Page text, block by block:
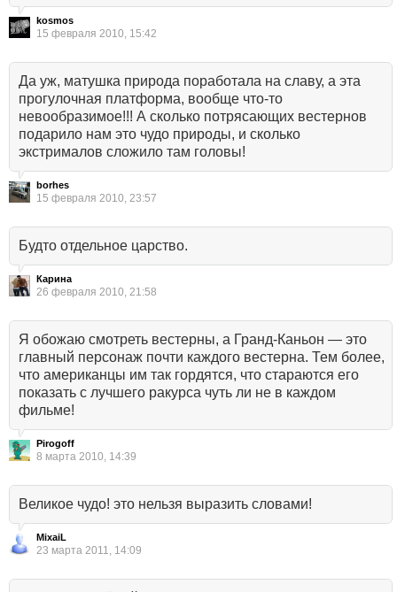
kosmos
15 февраля 2010, 15:42
Да уж, матушка природа поработала на славу, а эта
прогулочная платформа, вообще что-то
невообразимое!!! А сколько потрясающих вестернов
подарило нам это чудо природы, и сколько
экстрималов сложило там головы!
borhes
15 февраля 2010, 23:57
Будто отдельное царство.
Карина
26 февраля 2010, 21:58
Я обожаю смотреть вестерны, а Гранд-Каньон — это
главный персонаж почти каждого вестерна. Тем более,
что американцы им так гордятся, что стараются его
показать с лучшего ракурса чуть ли не в каждом
фильме!
Pirogoff
8 марта 2010, 14:39
Великое чудо! это нельзя выразить словами!
MixaiL
23 марта 2011, 14:09